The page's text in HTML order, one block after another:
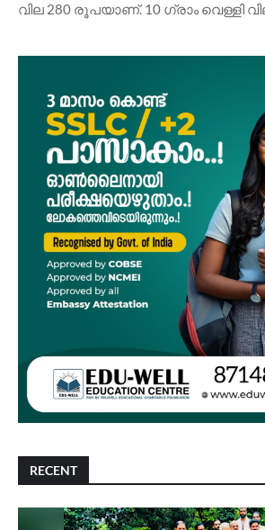
വില 280 രൂപയാണ്. 10 ഗ്രാം വെള്ളി
RECENT